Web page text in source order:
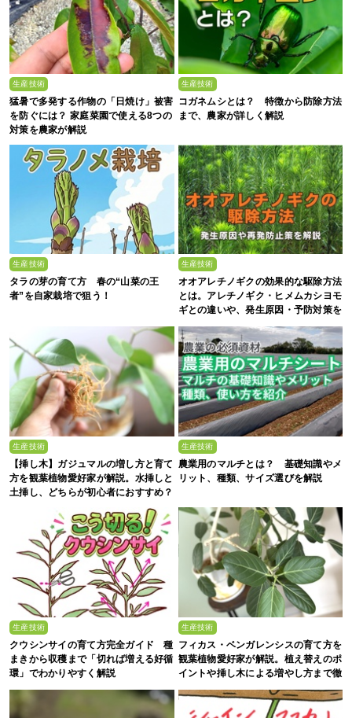
生産技術
猛暑で多発する作物の「日焼け」被害
を防ぐには？ 家庭菜園で使える8つの
対策を農家が解説
生産技術
コガネムシとは？ 特徴から防除方法
まで、農家が詳しく解説
生産技術
タラの芽の育て方 春の“山菜の王
者”を自家栽培で狙う！
生産技術
オオアレチノギクの効果的な駆除方法
とは。アレチノギク・ヒメムカシヨモ
ギとの違いや、発生原因・予防対策を
解説
生産技術
【挿し木】ガジュマルの増し方と育て
方を観葉植物愛好家が解説。水挿しと
土挿し、どちらが初心者におすすめ？
生産技術
農業用のマルチとは？ 基礎知識やメ
リット、種類、サイズ選びを解説
生産技術
クウシンサイの育て方完全ガイド 種
まきから収穫まで「切れば増える好循
環」でわかりやすく解説
生産技術
フィカス・ベンガレンシスの育て方を
観葉植物愛好家が解説。植え替えのポ
イントや挿し木による増やし方まで徹